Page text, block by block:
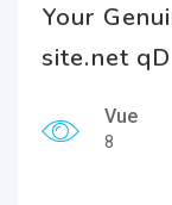
Your
site.net
Vue
8